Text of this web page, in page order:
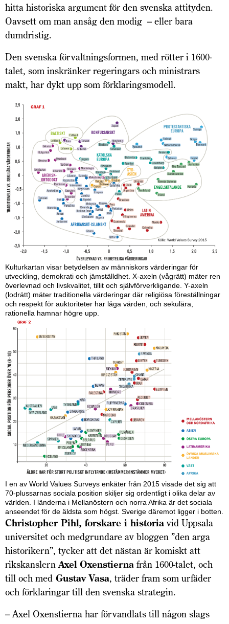
hitta historiska argument för den svenska attityden.
Oavsett om man ansåg den modig – eller bara
dumdristig.
Den svenska förvaltningsformen, med rötter i 1600-
talet, som inskränker regeringars och ministrars
makt, har dykt upp som förklaringsmodell.
Kulturkartan visar betydelsen av människors värderingar för
utveckling, demokrati och jäm­ställdhet. X-axeln (vågrätt) mäter ren
överlevnad och livskvalitet, tillit och självförverkligande. Y-axeln
(lodrätt) mäter traditionella värderingar där religiösa förestäl­lningar
och respekt för aukto­riteter har låga värden, och sekulära,
rationella hamnar högre upp.
I en av World Values Surveys enkäter från 2015 visade det sig att
70-plussarnas sociala position skiljer sig ordentligt i olika delar av
världen. I länderna i Mellanöstern och norra Afrika är det sociala
anseendet för de äldsta som högst. Sverige däremot ligger i botten.
Christopher Pihl, forskare i historiavid Uppsala
universitet och medgrundare av bloggen ”den arga
historikern”, tycker att det nästan är komiskt att
rikskanslernAxel Oxenstierna från 1600-talet, och
till och med Gustav Vasa, träder fram som urfäder
och förklaringar till den svenska strategin.
– Axel Oxenstierna har förvandlats till någon slags